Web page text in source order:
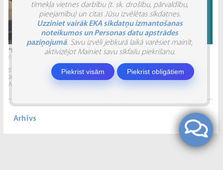
“INVENTIO 2026” ATSKATS
04.06.2026.
STUDĒJOŠO STARPTAUTISKĀ ZINĀTNISKI PRAKTISKĀ KONFERENCE “INVENTIO 2026”.
2026. gada 29. un 30. maijā Ekonomikas un kultūras augstskola sadarbībā ar
Alberta Koledžu organizēja Studējošo...
Arhīvs
tīmekļa vietnes darbību (t. sk. drošību, pārvaldību,
pieejamību) un citas Jūsu izvēlētas sīkdatnes.
Uzziniet vairāk EKA sīkdatņu izmantošanas
noteikumos un Personas datu apstrādes
paziņojumā. Savu izvēli jebkurā laikā varēsiet mainīt,
aktivizējot Mainiet savu sīkfailu piekrišanu.
Piekrist visām Piekrist obligātiem